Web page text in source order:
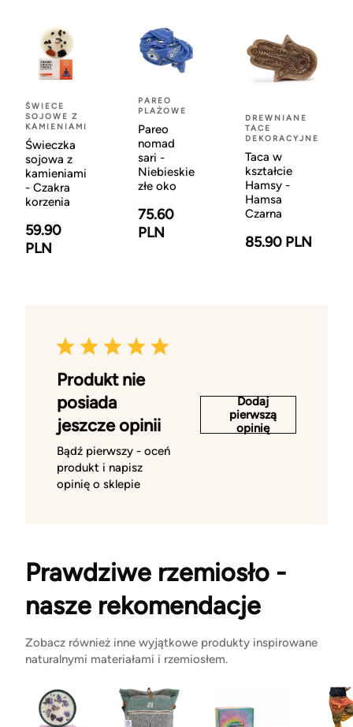
ŚWIECE
SOJOWE Z
KAMIENIAMI
Świeczka
sojowa z
kamieniami
- Czakra
korzenia
59.90
PLN
PAREO
PLAŻOWE
Pareo
nomad
sari -
Niebieskie
złe oko
75.60
PLN
DREWNIANE
TACE
DEKORACYJNE
Taca w
kształcie
Hamsy -
Hamsa
Czarna
85.90 PLN
Produkt nie
posiada
jeszcze opinii
Bądź pierwszy - oceń
produkt i napisz
opinię o sklepie
Dodaj
pierwszą
opinię
Prawdziwe rzemiosło -
nasze rekomendacje
Zobacz również inne wyjątkowe produkty inspirowane
naturalnymi materiałami i rzemiosłem.